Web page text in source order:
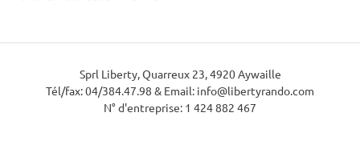
Sprl Liberty, Quarreux 23, 4920 Aywaille
Tél/fax: 04/384.47.98 & Email: info@libertyrando.com
N° d'entreprise: 1 424 882 467